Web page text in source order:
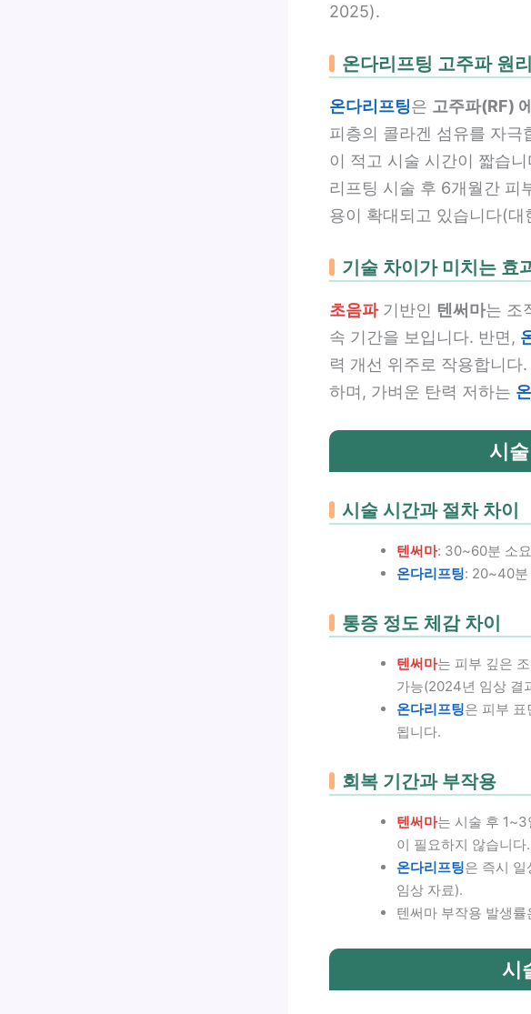
2025).
온다리프팅 고주파 원리
온다리프팅은 고주파(RF)
피층의 콜라겐 섬유를 자극
이 적고 시술 시간이 짧습
리프팅 시술 후 6개월간 피
용이 확대되고 있습니다(
기술 차이가 미치는 효
초음파기반인 텐써마는 조
속 기간을 보입니다. 반면,
력 개선 위주로 작용합니
하며, 가벼운 탄력 저하는
시
시술 시간과 절차 차이
텐써마: 30~60분 소
온다리프팅: 20~40분
통증 정도 체감 차이
텐써마는 피부 깊은
가능(2024년 임상 결
온다리프팅은 피부 표
됩니다.
회복 기간과 부작용
텐써마는 시술 후 1~3
이 필요하지 않습니다.
온다리프팅은 즉시
임상 자료).
텐써마 부작용 발생
시